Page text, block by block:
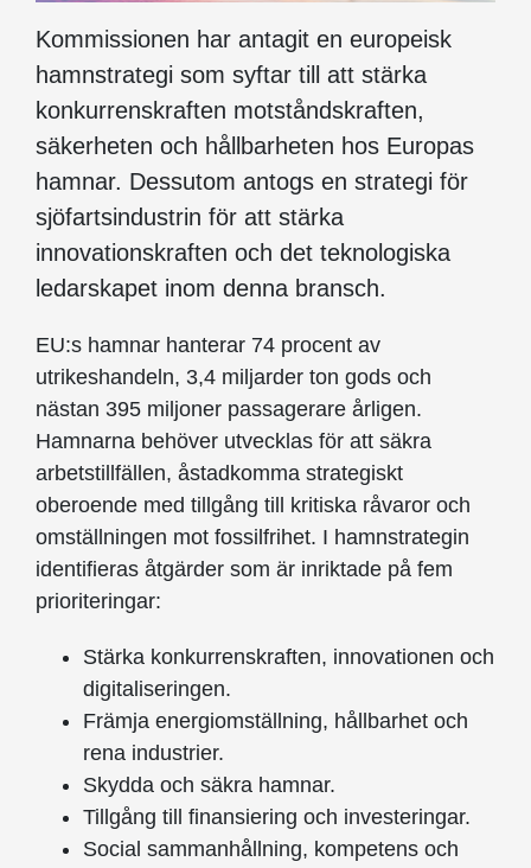
Kommissionen har antagit en europeisk
hamnstrategi som syftar till att stärka
konkurrenskraften motståndskraften,
säkerheten och hållbarheten hos Europas
hamnar. Dessutom antogs en strategi för
sjöfartsindustrin för att stärka
innovationskraften och det teknologiska
ledarskapet inom denna bransch.
EU:s hamnar hanterar 74 procent av
utrikeshandeln, 3,4 miljarder ton gods och
nästan 395 miljoner passagerare årligen.
Hamnarna behöver utvecklas för att säkra
arbetstillfällen, åstadkomma strategiskt
oberoende med tillgång till kritiska råvaror och
omställningen mot fossilfrihet. I hamnstrategin
identifieras åtgärder som är inriktade på fem
prioriteringar:
Stärka konkurrenskraften, innovationen och
digitaliseringen.
Främja energiomställning, hållbarhet och
rena industrier.
Skydda och säkra hamnar.
Tillgång till finansiering och investeringar.
Social sammanhållning, kompetens och